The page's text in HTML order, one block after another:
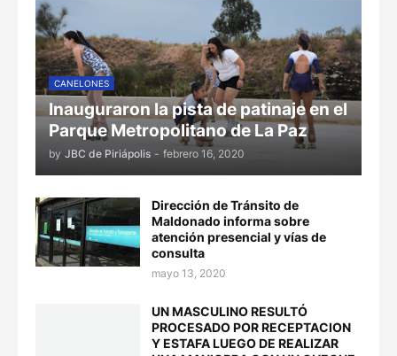
CANELONES
Inauguraron la pista de patinaje en el
Parque Metropolitano de La Paz
by JBC de Piriápolis - febrero 16, 2020
Dirección de Tránsito de
Maldonado informa sobre
atención presencial y vías de
consulta
mayo 13, 2020
UN MASCULINO RESULTÓ
PROCESADO POR RECEPTACION
Y ESTAFA LUEGO DE REALIZAR